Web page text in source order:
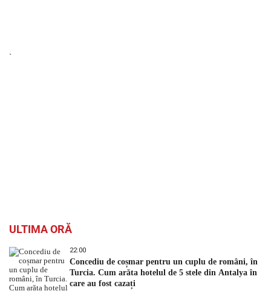
`
ULTIMA ORĂ
22:00
Concediu de coșmar pentru un cuplu de români, în
Turcia. Cum arăta hotelul de 5 stele din Antalya în
care au fost cazați